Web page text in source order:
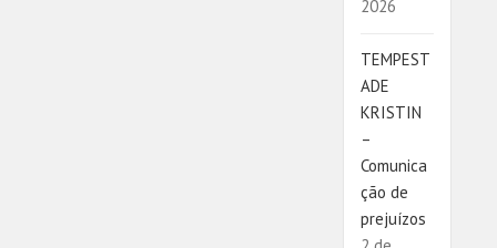
2026
TEMPEST
ADE
KRISTIN
–
Comunica
ção de
prejuízos